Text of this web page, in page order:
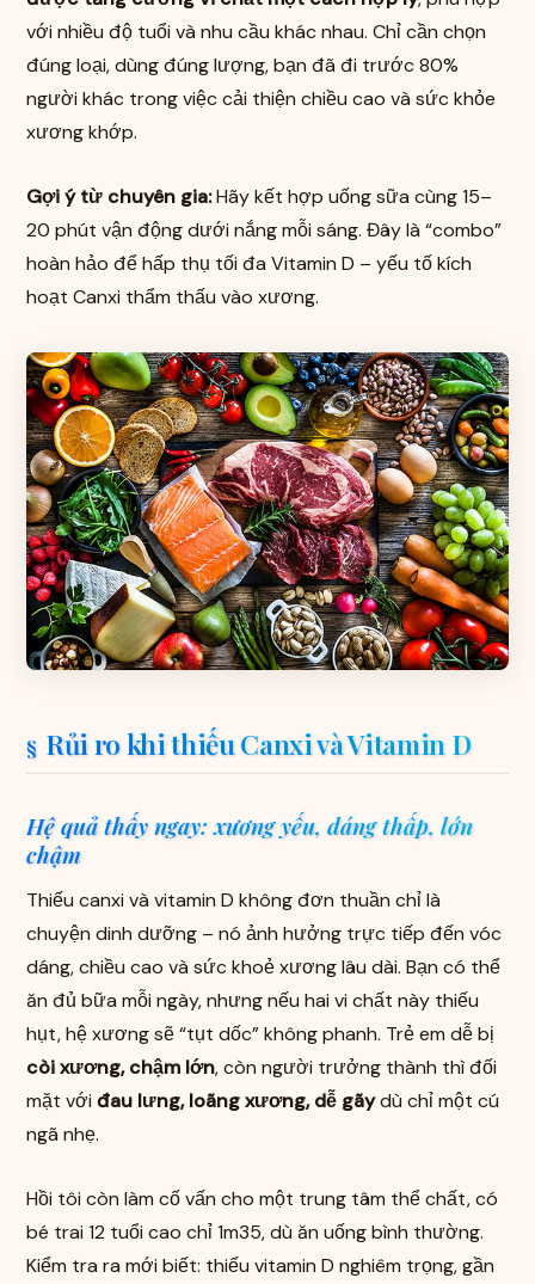
với nhiều độ tuổi và nhu cầu khác nhau. Chỉ cần chọn
đúng loại, dùng đúng lượng, bạn đã đi trước 80%
người khác trong việc cải thiện chiều cao và sức khỏe
xương khớp.
Gợi ý từ chuyên gia:Hãy kết hợp uống sữa cùng 15–
20 phút vận động dưới nắng mỗi sáng. Đây là “combo”
hoàn hảo để hấp thụ tối đa Vitamin D – yếu tố kích
hoạt Canxi thẩm thấu vào xương.
Rủi ro khi thiếu Canxi và Vitamin D
Hệ quả thấy ngay: xương yếu, dáng thấp, lớn
chậm
Thiếu canxi và vitamin D không đơn thuần chỉ là
chuyện dinh dưỡng – nó ảnh hưởng trực tiếp đến vóc
dáng, chiều cao và sức khoẻ xương lâu dài. Bạn có thể
ăn đủ bữa mỗi ngày, nhưng nếu hai vi chất này thiếu
hụt, hệ xương sẽ “tụt dốc” không phanh. Trẻ em dễ bị
còi xương, chậm lớn, còn người trưởng thành thì đối
mặt vớiđau lưng, loãng xương, dễ gãydù chỉ một cú
ngã nhẹ.
Hồi tôi còn làm cố vấn cho một trung tâm thể chất, có
bé trai 12 tuổi cao chỉ 1m35, dù ăn uống bình thường.
Kiểm tra ra mới biết: thiếu vitamin D nghiêm trọng, gần